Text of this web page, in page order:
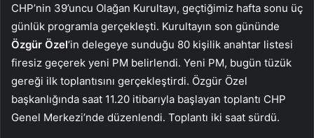
CHP’nin 39’uncu Olağan Kurultayı, geçtiğimiz hafta sonu üç
günlük programla gerçekleşti. Kurultayın son gününde
Özgür Özel‘in delegeye sunduğu 80 kişilik anahtar listesi
firesiz geçerek yeni PM belirlendi. Yeni PM, bugün tüzük
gereği ilk toplantısını gerçekleştirdi. Özgür Özel
başkanlığında saat 11.20 itibarıyla başlayan toplantı CHP
Genel Merkezi’nde düzenlendi. Toplantı iki saat sürdü.